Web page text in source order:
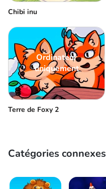
Chibi inu
Ordinateur
uniquement
Terre de Foxy 2
Catégories connexes